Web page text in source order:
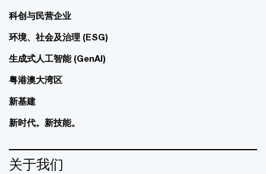
科创与民营企业
环境、社会及治理 (ESG)
生成式人工智能 (GenAI)
粤港澳大湾区
新基建
新时代。新技能。
关于我们